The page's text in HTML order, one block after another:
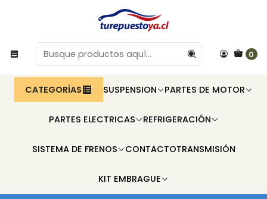
0
CATEGORÍAS SUSPENSION PARTES DE MOTOR
PARTES ELECTRICAS REFRIGERACIÓN
SISTEMA DE FRENOS CONTACTOTRANSMISIÓN
KIT EMBRAGUE